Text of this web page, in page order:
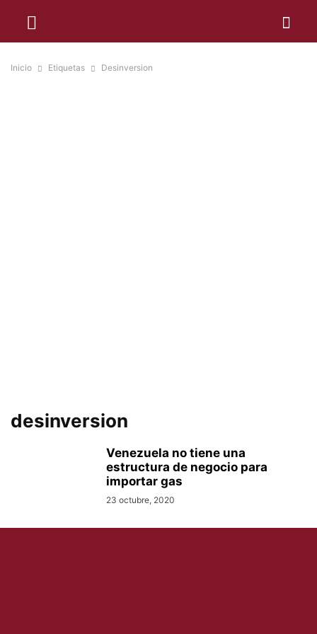
Inicio Etiquetas Desinversion
desinversion
Venezuela no tiene una
estructura de negocio para
importar gas
23 octubre, 2020